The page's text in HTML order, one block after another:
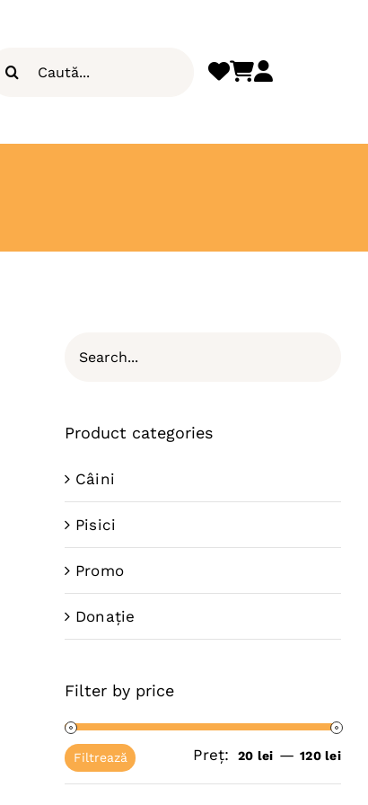
Product categories
Câini
Pisici
Promo
Donație
Filter by price
Filtrează Preț: 20 lei —120 lei